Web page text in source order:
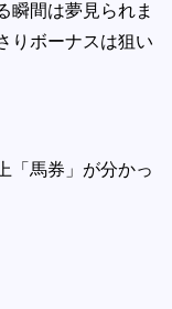
瞬間は夢見られま
りボーナスは狙い
「馬券」が分かっ